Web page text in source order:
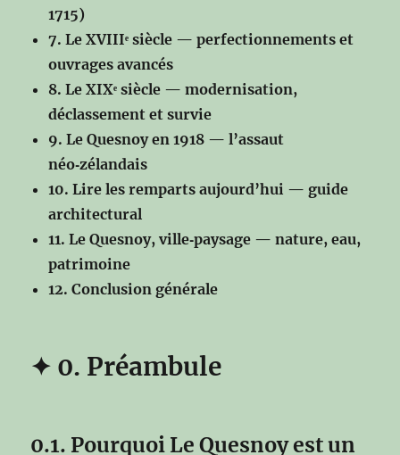
1715)
7. Le XVIIIᵉ siècle — perfectionnements et
ouvrages avancés
8. Le XIXᵉ siècle — modernisation,
déclassement et survie
9. Le Quesnoy en 1918 — l’assaut
néo‑zélandais
10. Lire les remparts aujourd’hui — guide
architectural
11. Le Quesnoy, ville‑paysage — nature, eau,
patrimoine
12. Conclusion générale
✦ 0. Préambule
0.1. Pourquoi Le Quesnoy est un